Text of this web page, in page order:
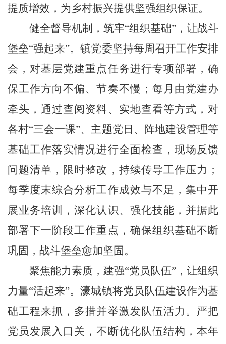
提质增效，为乡村振兴提供坚强组织保证。
健全督导机制，筑牢“组织基础”，让战斗
堡垒“强起来”。镇党委坚持每周召开工作安排
会，对基层党建重点任务进行专项部署，确
保工作方向不偏、节奏不慢；每月由党建办
牵头，通过查阅资料、实地查看等方式，对
各村“三会一课”、主题党日、阵地建设管理等
基础工作落实情况进行全面检查，现场反馈
问题清单，限时整改，持续传导工作压力；
每季度末综合分析工作成效与不足，集中开
展业务培训，深化认识、强化技能，并据此
部署下一阶段工作重点，确保组织基础不断
巩固，战斗堡垒愈加坚固。
聚焦能力素质，建强“党员队伍”，让组织
力量“活起来”。濠城镇将党员队伍建设作为基
础工程来抓，多措并举激发队伍活力。严把
党员发展入口关，不断优化队伍结构，本年